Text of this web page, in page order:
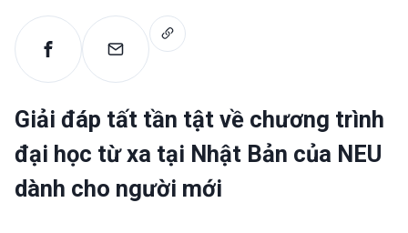
Giải đáp tất tần tật về chương trình
đại học từ xa tại Nhật Bản của NEU
dành cho người mới